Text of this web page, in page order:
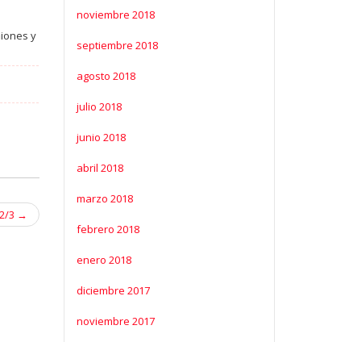
y
3 →
noviembre 2018
septiembre 2018
agosto 2018
julio 2018
junio 2018
abril 2018
marzo 2018
febrero 2018
enero 2018
diciembre 2017
noviembre 2017